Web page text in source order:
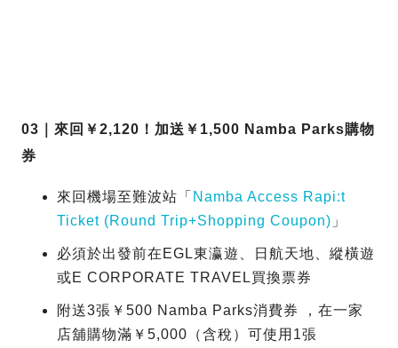
03｜來回￥2,120！加送￥1,500 Namba Parks購物
券
來回機場至難波站「 Namba Access Rapi:t
Ticket (Round Trip+Shopping Coupon) 」
必須於出發前在EGL東瀛遊、日航天地、縱橫遊
或E CORPORATE TRAVEL買換票券
附送3張￥500 Namba Parks消費券 ，在一家
店舖購物滿￥5,000（含稅）可使用1張